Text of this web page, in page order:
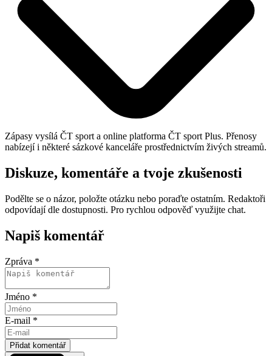
Zápasy vysílá ČT sport a online platforma ČT sport Plus. Přenosy
nabízejí i některé sázkové kanceláře prostřednictvím živých streamů.
Diskuze, komentáře a tvoje zkušenosti
Podělte se o názor, položte otázku nebo poraďte ostatním. Redaktoři
odpovídají dle dostupnosti. Pro rychlou odpověď využijte chat.
Napiš komentář
Zpráva *
Jméno *
E-mail *
Přidat komentář